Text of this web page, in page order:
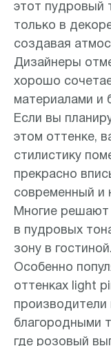
этот пудровый
только в
создавая
Дизайнеры
хорошо
материалами и
Если вы
этом оттенке,
стилистику
прекрасно
современный и
Многие решают
в пудровых
зону в гостиной.
Особенно
оттенках light
благородными
где розовый